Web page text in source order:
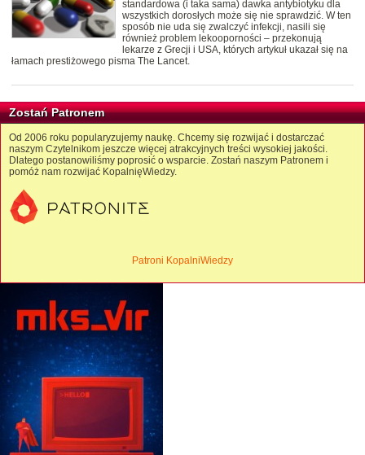
standardowa (i taka sama) dawka antybiotyku dla
wszystkich dorosłych może się nie sprawdzić. W ten
sposób nie uda się zwalczyć infekcji, nasili się
również problem lekooporności – przekonują
lekarze z Grecji i USA, których artykuł ukazał się na
łamach prestiżowego pisma The Lancet.
Zostań Patronem
Od 2006 roku popularyzujemy naukę. Chcemy się rozwijać i dostarczać
naszym Czytelnikom jeszcze więcej atrakcyjnych treści wysokiej jakości.
Dlatego postanowiliśmy poprosić o wsparcie. Zostań naszym Patronem i
pomóż nam rozwijać KopalnięWiedzy.
Patroni KopalniWiedzy